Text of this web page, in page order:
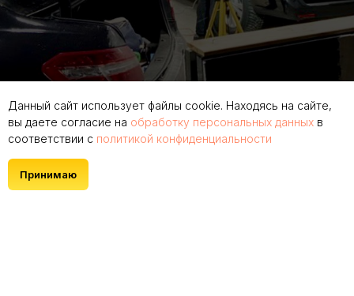
Данный сайт использует файлы cookie. Находясь на сайте,
вы даете согласие на обработку персональных данных в
соответствии с политикой конфиденциальности
Принимаю